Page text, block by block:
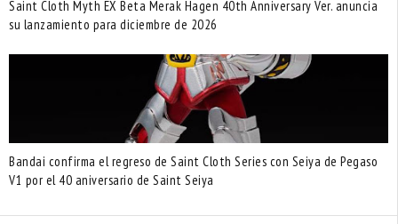
Saint Cloth Myth EX Beta Merak Hagen 40th Anniversary Ver. anuncia
su lanzamiento para diciembre de 2026
Bandai confirma el regreso de Saint Cloth Series con Seiya de Pegaso
V1 por el 40 aniversario de Saint Seiya